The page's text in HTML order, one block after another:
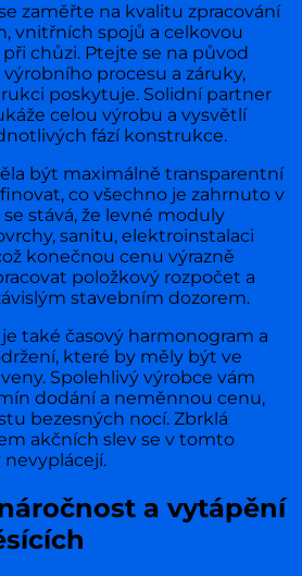
zaměřte na kvalitu zpracování
vnitřních spojů a celkovou
chůzi. Ptejte se na původ
procesu a záruky,
poskytuje. Solidní partner
celou výrobu a vysvětlí
fází konstrukce.
být maximálně transparentní
co všechno je zahrnuto v
stává, že levné moduly
sanitu, elektroinstalaci
konečnou cenu výrazně
položkový rozpočet a
stavebním dozorem.
také časový harmonogram a
které by měly být ve
Spolehlivý výrobce vám
dodání a neměnnou cenu,
bezesných nocí. Zbrklá
akčních slev se v tomto
a vytápění